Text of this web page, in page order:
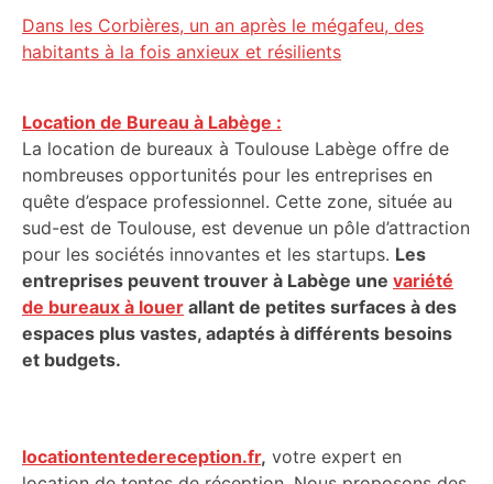
Dans les Corbières, un an après le mégafeu, des
habitants à la fois anxieux et résilients
Location de Bureau à Labège :
La location de bureaux à Toulouse Labège offre de
nombreuses opportunités pour les entreprises en
quête d’espace professionnel. Cette zone, située au
sud-est de Toulouse, est devenue un pôle d’attraction
pour les sociétés innovantes et les startups. Les
entreprises peuvent trouver à Labège une variété
de bureaux à louer allant de petites surfaces à des
espaces plus vastes, adaptés à différents besoins
et budgets.
locationtentedereception.fr, votre expert en